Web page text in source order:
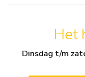
Het
Dinsdag t/m